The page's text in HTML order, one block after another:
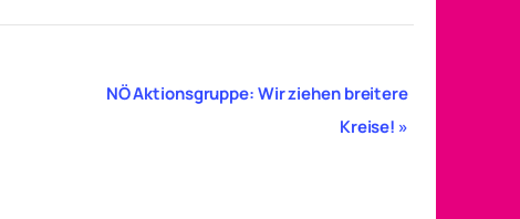
NÖ Aktionsgruppe: Wir ziehen breitere
Kreise! »